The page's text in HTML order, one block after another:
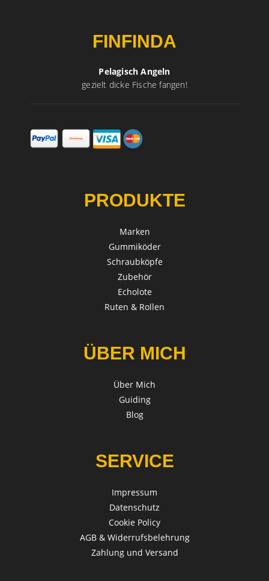
FINFINDA
Pelagisch Angeln
gezielt dicke Fische fangen!
PRODUKTE
Marken
Gummiköder
Schraubköpfe
Zubehör
Echolote
Ruten & Rollen
ÜBER MICH
Über Mich
Guiding
Blog
SERVICE
Impressum
Datenschutz
Cookie Policy
AGB & Widerrufsbelehrung
Zahlung und Versand